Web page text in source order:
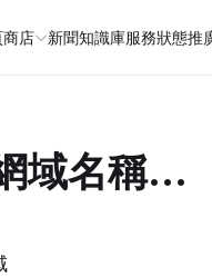
商店 新聞知識庫服務狀態推
域名稱...